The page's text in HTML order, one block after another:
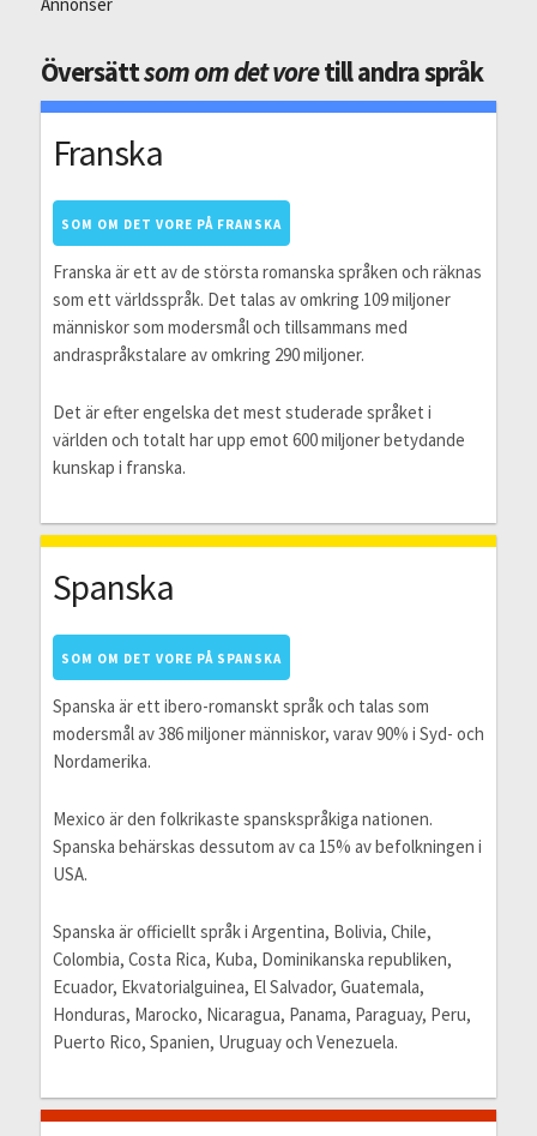
Översättsom om det voretill andra språk
Franska
SOM OM DET VORE PÅ FRANSKA
Franska är ett av de största romanska språken och räknas
som ett världsspråk. Det talas av omkring 109 miljoner
människor som modersmål och tillsammans med
andraspråkstalare av omkring 290 miljoner.
Det är efter engelska det mest studerade språket i
världen och totalt har upp emot 600 miljoner betydande
kunskap i franska.
Spanska
SOM OM DET VORE PÅ SPANSKA
Spanska är ett ibero-romanskt språk och talas som
modersmål av 386 miljoner människor, varav 90% i Syd- och
Nordamerika.
Mexico är den folkrikaste spanskspråkiga nationen.
Spanska behärskas dessutom av ca 15% av befolkningen i
USA.
Spanska är officiellt språk i Argentina, Bolivia, Chile,
Colombia, Costa Rica, Kuba, Dominikanska republiken,
Ecuador, Ekvatorialguinea, El Salvador, Guatemala,
Honduras, Marocko, Nicaragua, Panama, Paraguay, Peru,
Puerto Rico, Spanien, Uruguay och Venezuela.